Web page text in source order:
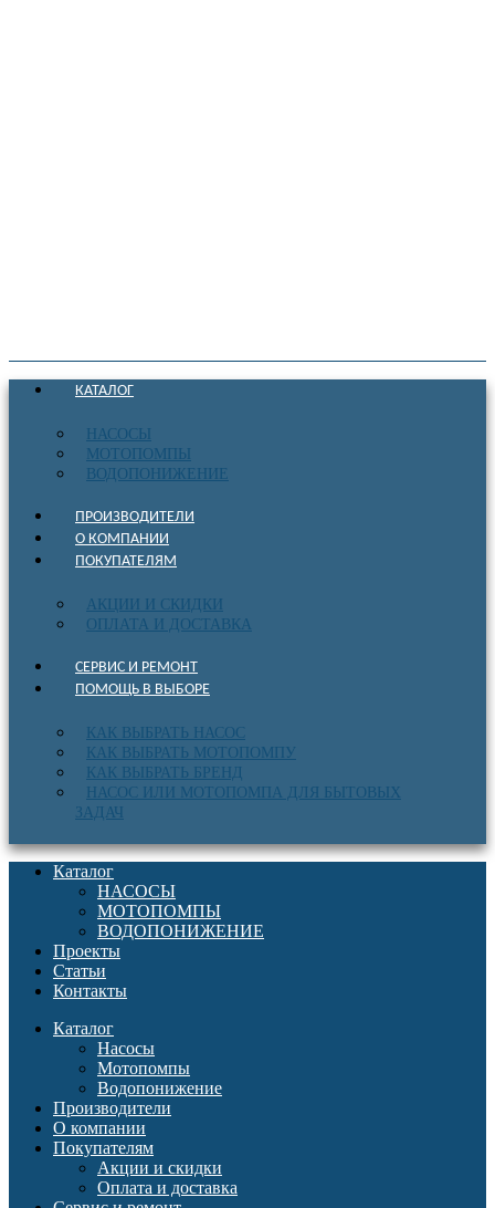
КАТАЛОГ
НАСОСЫ
МОТОПОМПЫ
ВОДОПОНИЖЕНИЕ
ПРОИЗВОДИТЕЛИ
О КОМПАНИИ
ПОКУПАТЕЛЯМ
АКЦИИ И СКИДКИ
ОПЛАТА И ДОСТАВКА
СЕРВИС И РЕМОНТ
ПОМОЩЬ В ВЫБОРЕ
КАК ВЫБРАТЬ НАСОС
КАК ВЫБРАТЬ МОТОПОМПУ
КАК ВЫБРАТЬ БРЕНД
НАСОС ИЛИ МОТОПОМПА ДЛЯ БЫТОВЫХ
ЗАДАЧ
Каталог
НАСОСЫ
МОТОПОМПЫ
ВОДОПОНИЖЕНИЕ
Проекты
Статьи
Контакты
Каталог
Насосы
Мотопомпы
Водопонижение
Производители
О компании
Покупателям
Акции и скидки
Оплата и доставка